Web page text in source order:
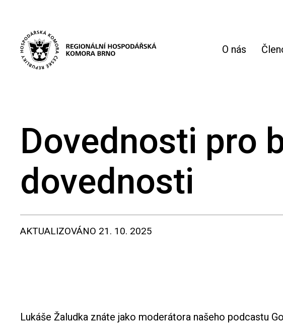
O nás
Dovednosti pro
dovednosti
AKTUALIZOVÁNO 21. 10. 2025
Lukáše Žaludka znáte jako moderátora našeho podcastu